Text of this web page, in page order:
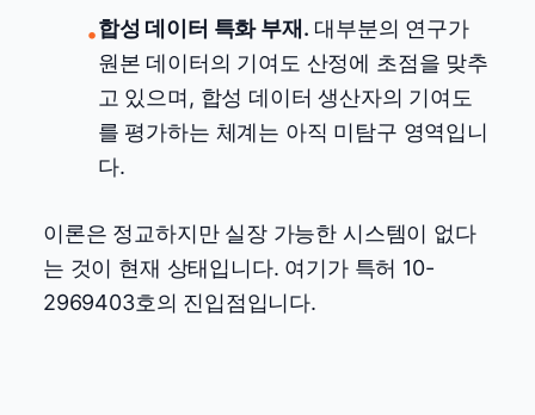
•합성 데이터 특화 부재. 대부분의 연구가
원본 데이터의 기여도 산정에 초점을 맞추
고 있으며, 합성 데이터 생산자의 기여도
를 평가하는 체계는 아직 미탐구 영역입니
다.
이론은 정교하지만 실장 가능한 시스템이 없다
는 것이 현재 상태입니다. 여기가 특허 10-
2969403호의 진입점입니다.